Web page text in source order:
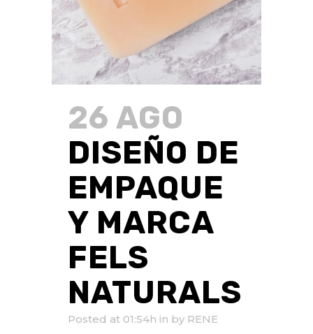
26 AGO
DISEÑO DE
EMPAQUE
Y MARCA
FELS
NATURALS
Posted at 01:54h in by RENE